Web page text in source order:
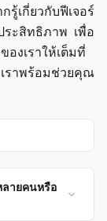
กี่ยวกับฟีเจอร์
ระสิทธิภาพ เพื่อ
งเราให้เต็มที่
าพร้อมช่วยคุณ
ลายคนหรือ